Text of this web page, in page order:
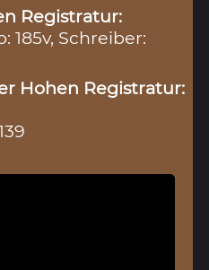
Registratur:
185v, Schreiber:
Hohen Registratur: